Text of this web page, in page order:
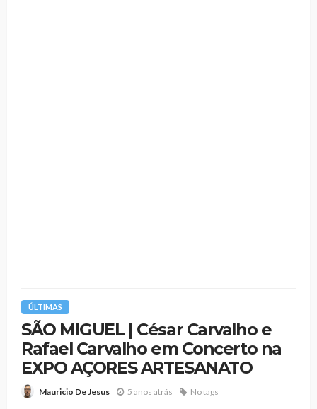
ÚLTIMAS
SÃO MIGUEL | César Carvalho e
Rafael Carvalho em Concerto na
EXPO AÇORES ARTESANATO
Mauricio De Jesus 5 anos atrás No tags